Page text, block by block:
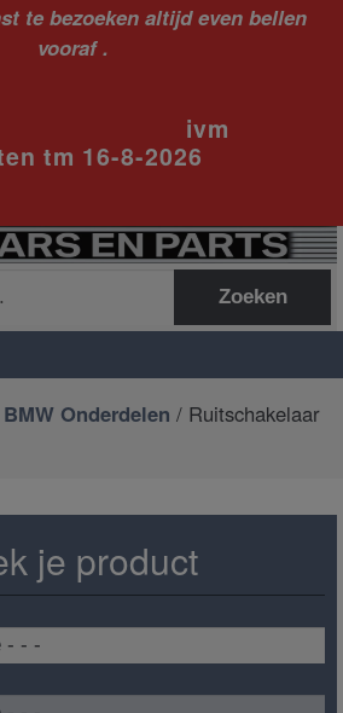
te bezoeken altijd even bellen
vooraf .
tm 16-8-2026
Zoeken
Onderdelen / Ruitschakelaar
je product